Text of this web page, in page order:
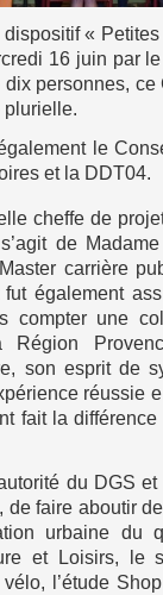
«
16 juin par
personnes,
plurielle.
le
et la DDT04.
cheffe de
de
carrière
fut également
compter une
son esprit de
réussie
fait la
du DGS et
de faire aboutir
urbaine du
et Loisirs, le
l’étude